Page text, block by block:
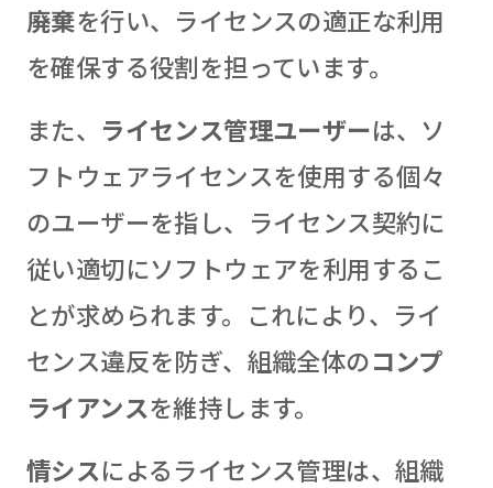
廃棄を行い、ライセンスの適正な利用
を確保する役割を担っています。
また、 ライセンス管理ユーザーは、ソ
フトウェアライセンスを使用する個々
のユーザーを指し、ライセンス契約に
従い適切にソフトウェアを利用するこ
とが求められます。これにより、ライ
センス違反を防ぎ、組織全体のコンプ
ライアンスを維持します。
情シスによるライセンス管理は、組織